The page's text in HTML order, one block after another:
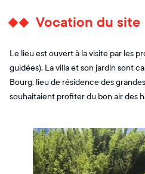
Vocation du site
Le lieu est ouvert à la visite par les
guidées). La villa et son jardin sont
Bourg, lieu de résidence des
souhaitaient profiter du bon air des